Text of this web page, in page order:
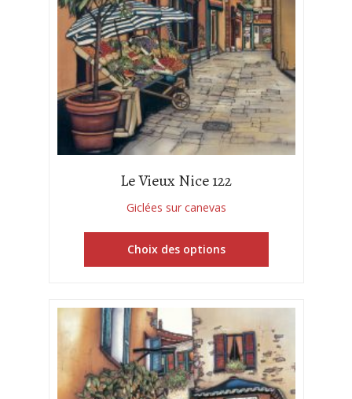
Le Vieux Nice 122
Giclées sur canevas
Choix des options